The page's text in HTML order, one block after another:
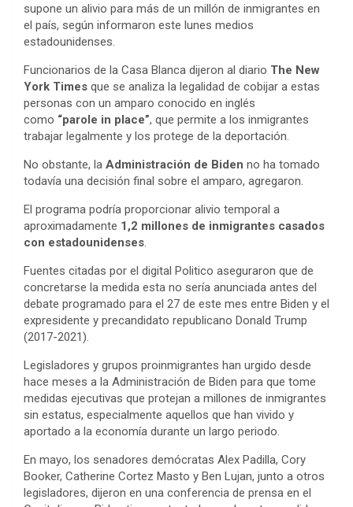
supone un alivio para más de un millón de inmigrantes en
el país, según informaron este lunes medios
estadounidenses.
Funcionarios de la Casa Blanca dijeron al diario The New
York Times que se analiza la legalidad de cobijar a estas
personas con un amparo conocido en inglés
como “parole in place”, que permite a los inmigrantes
trabajar legalmente y los protege de la deportación.
No obstante, la Administración de Biden no ha tomado
todavía una decisión final sobre el amparo, agregaron.
El programa podría proporcionar alivio temporal a
aproximadamente 1,2 millones de inmigrantes casados
con estadounidenses.
Fuentes citadas por el digital Politico aseguraron que de
concretarse la medida esta no sería anunciada antes del
debate programado para el 27 de este mes entre Biden y el
expresidente y precandidato republicano Donald Trump
(2017-2021).
Legisladores y grupos proinmigrantes han urgido desde
hace meses a la Administración de Biden para que tome
medidas ejecutivas que protejan a millones de inmigrantes
sin estatus, especialmente aquellos que han vivido y
aportado a la economía durante un largo periodo.
En mayo, los senadores demócratas Alex Padilla, Cory
Booker, Catherine Cortez Masto y Ben Lujan, junto a otros
legisladores, dijeron en una conferencia de prensa en el